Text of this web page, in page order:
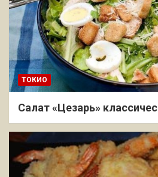
ТОКИО
Салат «Цезарь»